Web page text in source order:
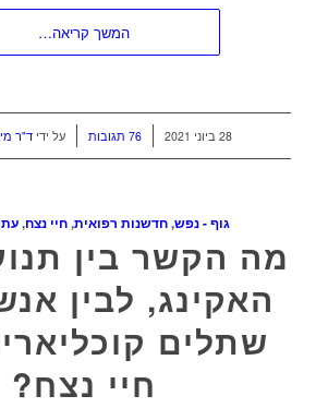
המשך קריאה…
28 ביוני 2021
/ 76 תגובות על ידי ד"ר
גוף - נפש,חדשנות רפואית,חיי נצח,
מה הקשר בין
האקינג, לבין
שתלים
חיי נצח?